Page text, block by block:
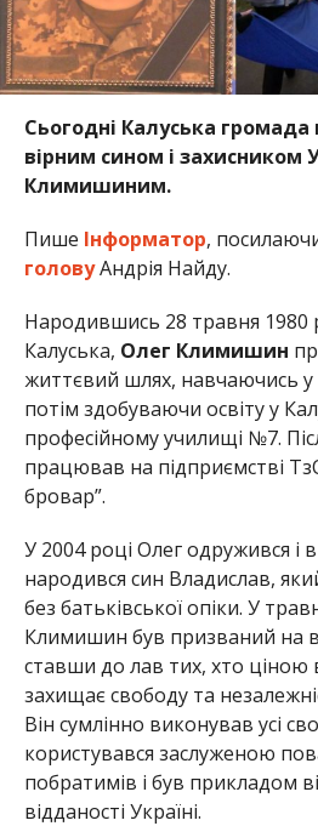
Сьогодні Калуська громада
вірним сином і захисником
Климишиним.
Пише Інформатор,
головуАндрія Найду.
Народившись 28 травня 1980
Калуська, Олег Климишин
життєвий шлях, навчаючись у
потім здобуваючи освіту у
професійному училищі №7.
працював на підприємстві
бровар”.
У 2004 році Олег одружився і
народився син Владислав,
без батьківської опіки. У
Климишин був призваний на
ставши до лав тих, хто ціною
захищає свободу та
Він сумлінно виконував усі
користувався заслуженою
побратимів і був прикладом
відданості Україні.